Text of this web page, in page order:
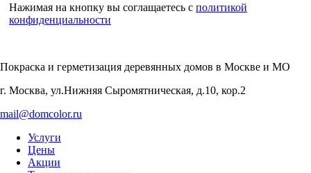
Нажимая на кнопку вы соглащаетесь с политикой
конфиденциальности
Покраска и герметизация деревянных домов в Москве и МО
г. Москва, ул.Нижняя Сыромятническая, д.10, кор.2
mail@domcolor.ru
Услуги
Цены
Акции